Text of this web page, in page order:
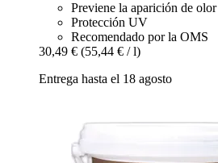
Previene la aparición de
Protección UV
Recomendado por la OMS
30,49 € (55,44 € / l)
Entrega hasta el 18 agosto